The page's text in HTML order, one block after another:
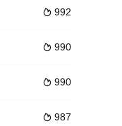
年前的一场失踪案
 992
 990
 990
 987